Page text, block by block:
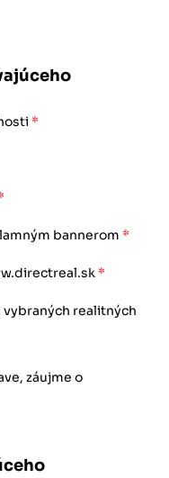
*
bannerom *
*
realitných
záujme o